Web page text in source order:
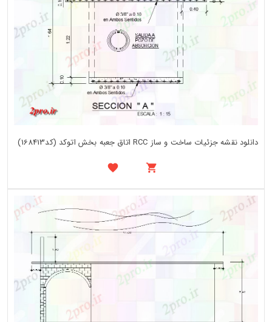
دانلود نقشه جزئیات ساخت و ساز RCC اتاق جعبه بخش اتوکد (کد168413)